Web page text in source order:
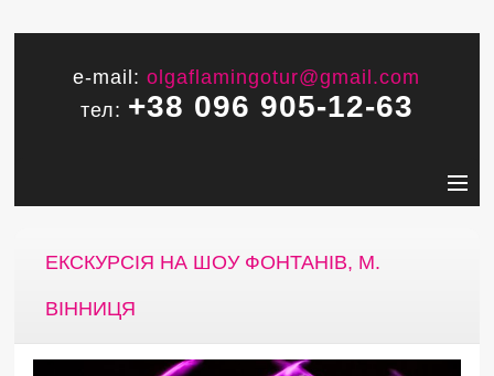
e-mail:olgaflamingotur@gmail.com
тел: +38 096 905-12-63
ЕКСКУРСІЯ НА ШОУ ФОНТАНІВ, М.
ВІННИЦЯ